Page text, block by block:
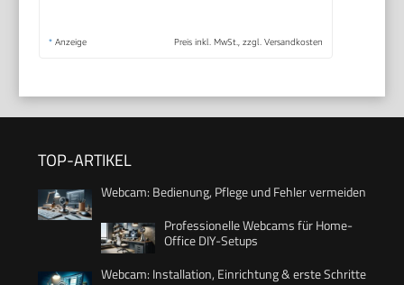
* Anzeige Preis inkl. MwSt., zzgl. Versandkosten
TOP-ARTIKEL
Webcam: Bedienung, Pflege und Fehler vermeiden
Professionelle Webcams für Home-
Office DIY-Setups
Webcam: Installation, Einrichtung & erste Schritte